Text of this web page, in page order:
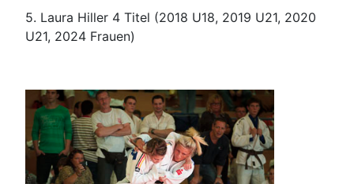
5. Laura Hiller 4 Titel (2018 U18, 2019 U21, 2020
U21, 2024 Frauen)